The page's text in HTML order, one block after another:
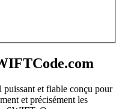
et fiable conçu pour
et précisément les